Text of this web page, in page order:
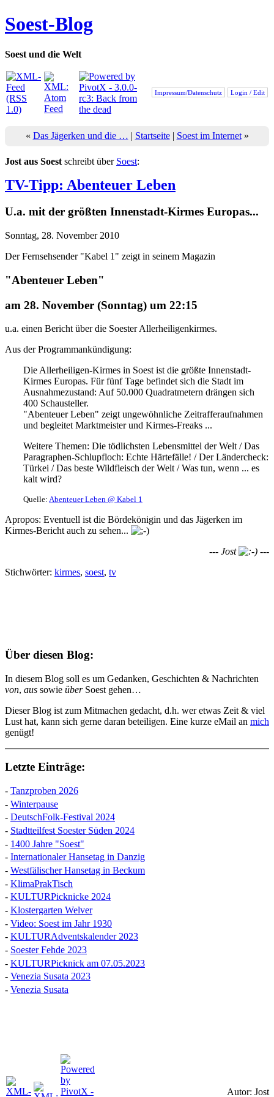
Soest-Blog
Soest und die Welt
Impressum/Datenschutz Login / Edit
« Das Jägerken und die … | Startseite| Soest im Internet»
Jost aus Soest schreibt über Soest:
TV-Tipp: Abenteuer Leben
U.a. mit der größten Innenstadt-Kirmes Europas...
Sonntag, 28. November 2010
Der Fernsehsender "Kabel 1" zeigt in seinem Magazin
"Abenteuer Leben"
am 28. November (Sonntag) um 22:15
u.a. einen Bericht über die Soester Allerheiligenkirmes.
Aus der Programmankündigung:
Die Allerheiligen-Kirmes in Soest ist die größte Innenstadt-
Kirmes Europas. Für fünf Tage befindet sich die Stadt im
Ausnahmezustand: Auf 50.000 Quadratmetern drängen sich
400 Schausteller.
"Abenteuer Leben" zeigt ungewöhnliche Zeitrafferaufnahmen
und begleitet Marktmeister und Kirmes-Freaks ...
Weitere Themen: Die tödlichsten Lebensmittel der Welt / Das
Paragraphen-Schlupfloch: Echte Härtefälle! / Der Ländercheck:
Türkei / Das beste Wildfleisch der Welt / Was tun, wenn ... es
kalt wird?
Quelle: Abenteuer Leben @ Kabel 1
Apropos: Eventuell ist die Bördekönigin und das Jägerken im
Kirmes-Bericht auch zu sehen...
--- Jost
---
Stichwörter: kirmes, soest, tv
Über diesen Blog:
In diesem Blog soll es um Gedanken, Geschichten & Nachrichten
von, aus sowie überSoest gehen…
Dieser Blog ist zum Mitmachen gedacht, d.h. wer etwas Zeit & viel
Lust hat, kann sich gerne daran beteiligen. Eine kurze eMail an mich
genügt!
Letzte Einträge:
- Tanzproben 2026
- Winterpause
- DeutschFolk-Festival 2024
- Stadtteilfest Soester Süden 2024
- 1400 Jahre "Soest"
- Internationaler Hansetag in Danzig
- Westfälischer Hansetag in Beckum
- KlimaPrakTisch
- KULTURPicknicke 2024
- Klostergarten Welver
- Video: Soest im Jahr 1930
- KULTURAdventskalender 2023
- Soester Fehde 2023
- KULTURPicknick am 07.05.2023
- Venezia Susata 2023
- Venezia Susata
Autor: Jost